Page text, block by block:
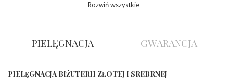
Elementy w wyrobie wykonane z białego złota
Rozwiń wszystkie
PIELĘGNACJA GWARANCJA
PIELĘGNACJA BIŻUTERII ZŁOTEJ I SREBRNEJ